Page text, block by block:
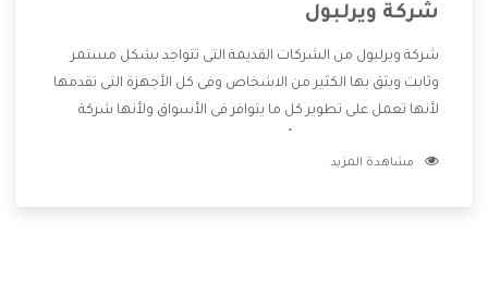
شركة ويرلبول
شركة ويرلبول من الشركات القديمة التى تتواجد بشكل مستمر
وثابت ويثق بها الكثير من الاشخاص وفى كل الأجهزة التى تقدمها
لأنها تعمل على تطوير كل ما يتوافر فى الأسواق ولأنها شركة
وتقدم للعملاء أقوى العروض والخصومات التى تسهل على
مشاهدة المزيد